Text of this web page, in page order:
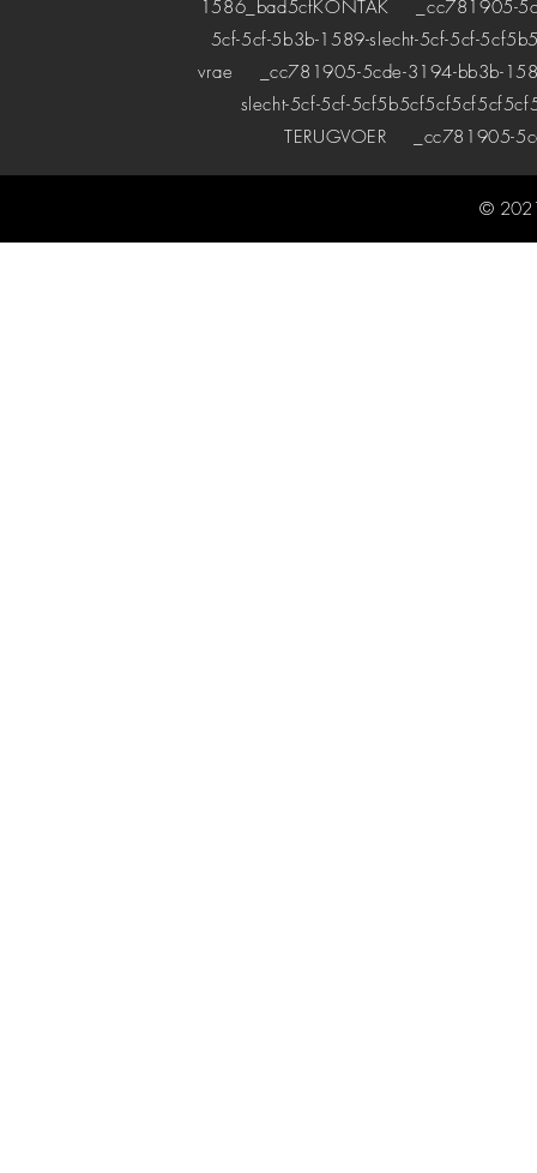
1586_bad5cfKONTAK _cc781905-
5cf-5cf-5b3b-1589-slecht-5cf-5cf-
vrae _cc781905-5cde-3194-bb3b-
slecht-5cf-5cf-
TERUGVOER _cc781905-
©